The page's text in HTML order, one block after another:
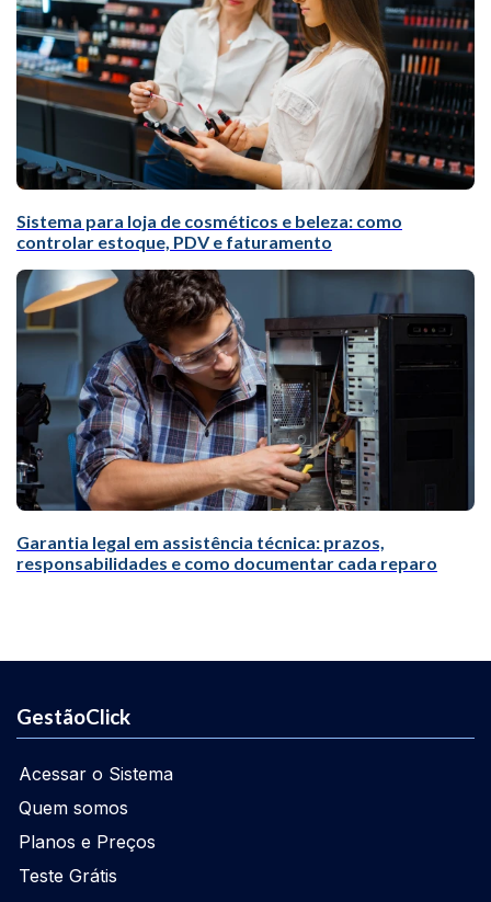
Sistema para loja de cosméticos e beleza: como
controlar estoque, PDV e faturamento
Garantia legal em assistência técnica: prazos,
responsabilidades e como documentar cada reparo
GestãoClick
Acessar o Sistema
Quem somos
Planos e Preços
Teste Grátis